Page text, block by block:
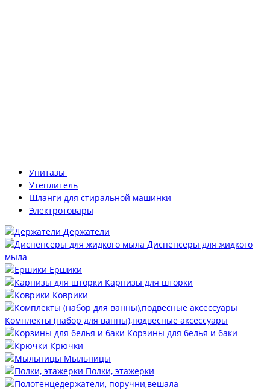
Унитазы
Утеплитель
Шланги для стиральной машинки
Электротовары
Держатели
Диспенсеры для жидкого
мыла
Ершики
Карнизы для шторки
Коврики
Комплекты (набор для ванны),подвесные аксессуары
Корзины для белья и баки
Крючки
Мыльницы
Полки, этажерки